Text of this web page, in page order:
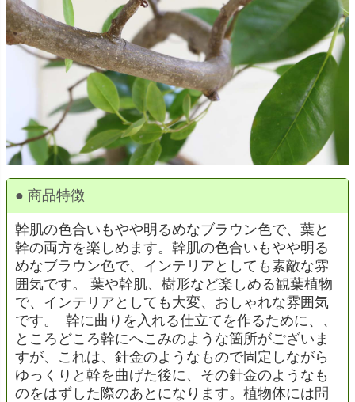
● 商品特徴
幹肌の色合いもやや明るめなブラウン色で、葉と
幹の両方を楽しめます。 幹肌の色合いもやや明る
めなブラウン色で、インテリアとしても素敵な雰
囲気です。 葉や幹肌、樹形など楽しめる観葉植物
で、インテリアとしても大変、おしゃれな雰囲気
です。 幹に曲りを入れる仕立てを作るために、、
ところどころ幹にへこみのような箇所がございま
すが、これは、針金のようなもので固定しながら
ゆっくりと幹を曲げた後に、その針金のようなも
のをはずした際のあとになります。植物体には問